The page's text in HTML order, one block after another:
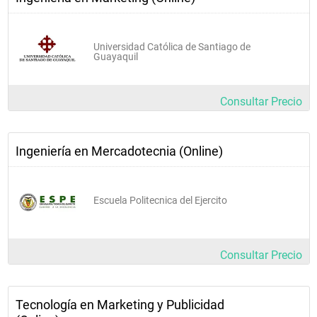
Universidad Católica de Santiago de
Guayaquil
Consultar Precio
Ingeniería en Mercadotecnia (Online)
Escuela Politecnica del Ejercito
Consultar Precio
Tecnología en Marketing y Publicidad